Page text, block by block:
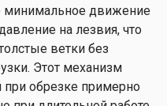
минимальное движение
на лезвия, что
ветки без
Этот механизм
при обрезке примерно